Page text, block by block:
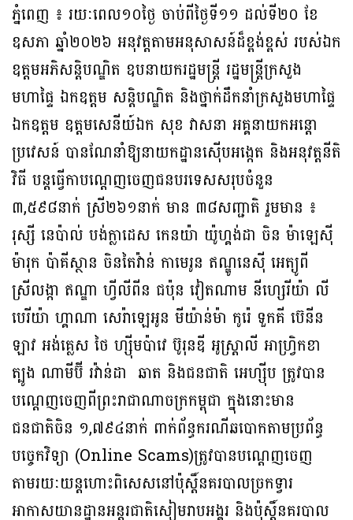
ភ្នំពេញ ៖ រយៈពេល១០ថ្ងៃ ចាប់ពីថ្ងៃទី១១ ដល់ទី២០ ខែ
ឧសភា ឆ្នាំ២០២៦ អនុវត្តតាម​អនុសាសន៍​​ដ៏ខ្ពង់ខ្ពស់ របស់​ឯក
ឧត្តម​អភិ​សន្តិ​បណ្ឌិត ឧបនាយករដ្ឋមន្ត្រី រដ្ឋមន្ត្រីក្រសួង
មហាផ្ទៃ ឯកឧត្តម សន្តិបណ្ឌិត និង​ថ្នាក់​ដឹកនាំ​ក្រសួងមហាផ្ទៃ
ឯកឧត្តម ឧត្តមសេនីយ៍ឯក សុខ វាសនា អគ្គនាយក​អន្តោ​
ប្រវេសន៍ បានណែនាំឱ្យនាយកដ្ឋានស៊ើបអង្កេត និង​អនុវត្ត​នីតិ
វិធី បន្តធ្វើ​កាបណ្ដេញចេញជនបរទេសសរុបចំនួន
៣,៥៩៨នាក់ ស្រី២៦១នាក់ មាន ៣៨សញ្ជាតិ រួមមាន ៖
រុស្សី នេប៉ាល់ បង់ក្លាដេស កេនយ៉ា យ៉ូហ្គង់ដា ចិន ម៉ាឡេស៊ី
ម៉ារុក ប៉ាគីស្ថាន ចិនតៃវ៉ាន់ កាមេរូន ឥណ្ឌូនេស៊ី អេត្យូពី
ស្រីលង្កា ឥណ្ឌា ហ្វីលីពីន ជប៉ុន វៀតណាម នីហ្សេរីយ៉ា លី
បេរីយ៉ា ហ្គាណា សេរ៉ាឡេអូន មីយ៉ាន់ម៉ា កូរ៉េ ទួកគី ប៊េនីន
ឡាវ អង់គ្លេស ថៃ ហ្ស៊ីមប៉ាវេ ប៊ូរុនឌី អូស្ត្រាលី អាហ្រ្វិកខា
ត្បូង ណាមីប៊ី រវ៉ាន់ដា ឆាត និងជនជាតិ អេហ្ស៊ីប ត្រូវបាន
បណ្ដេញចេញពីព្រះរាជាណាចក្រកម្ពុជា ក្នុងនោះមាន
ជនជាតិចិន ១,៧៩៤នាក់ ពាក់ព័ន្ធករណីឆបោកតាមប្រព័ន្ធ
បច្ចេកវិទ្យា (Online Scams)ត្រូវបានបណ្ដេញចេញ
តាមរយៈយន្តហោះពិសេសនៅប៉ុស្តិ៍នគរបាលច្រកទ្វារ
អាកាសយានដ្ឋានអន្តរជាតិសៀមរាបអង្គរ និងប៉ុស្តិ៍នគរបាល